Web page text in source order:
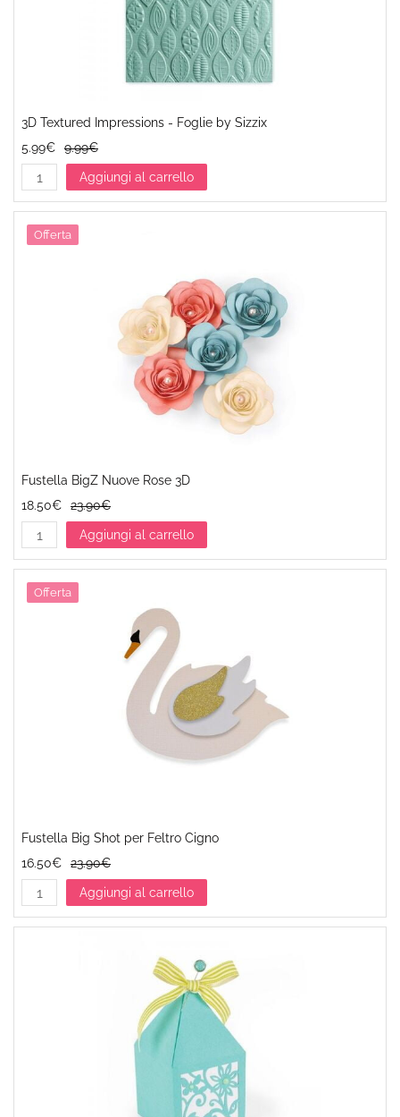
3D Textured Impressions - Foglie by Sizzix
5.99€
9.99€
Aggiungi al carrello
Offerta
Fustella BigZ Nuove Rose 3D
18.50€
23.90€
Aggiungi al carrello
Offerta
Fustella Big Shot per Feltro Cigno
16.50€
23.90€
Aggiungi al carrello